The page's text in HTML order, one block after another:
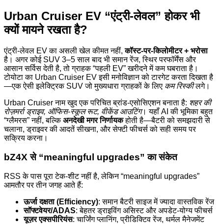
Urban Cruiser EV “एंट्री-लेवल” होकर भी
क्यों मायने रखता है?
एंट्री-लेवल EV का असली खेल कीमत नहीं,कॉस्ट-पर-किलोमीटर + भरोसा
है। अगर कोई SUV 3–5 साल बाद भी समान रेंज, स्थिर परफॉर्मेंस और
आसान सर्विस देती है, तो ग्राहक “पहली EV” खरीदने में कम घबराता है।
टोयोटा का Urban Cruiser EV इसी मनोविज्ञान को टारगेट करता दिखता है
—एक ऐसी इलेक्ट्रिक SUV जो मुख्यधारा ग्राहकों के लिए कम रिस्कीलगे।
Urban Cruiser नाम खुद एक परिचित ब्रांड-एसोसिएशन बनाता है: शहर की
रोज़मर्रा ड्राइव, ऑफिस-स्कूल रूट, वीकेंड आउटिंग। यहाँ AI की भूमिका बहुत
“ग्लैमरस” नहीं, बल्किअनदेखी मगर निर्णायकहोती है—बैटरी को समझदारी से
चलाना, ड्राइवर की आदतें सीखना, और सेफ्टी फीचर्स को सही समय पर
सक्रिय करना।
bZ4X से “meaningful upgrades” का संकेत
RSS के पास पूरा टेक-शीट नहीं है, लेकिन “meaningful upgrades”
आमतौर पर तीन जगह आते हैं:
ऊर्जा दक्षता (Efficiency): समान बैटरी साइज में ज्यादा वास्तविक रेंज
सॉफ्टवेयर/ADAS: बेहतर ड्राइविंग असिस्ट और अपडेट-योग्य फीचर्स
यूज़र एक्सपीरियंस: चार्जिंग प्लानिंग, प्रीडिक्टिव रेंज, थर्मल मैनेजमेंट